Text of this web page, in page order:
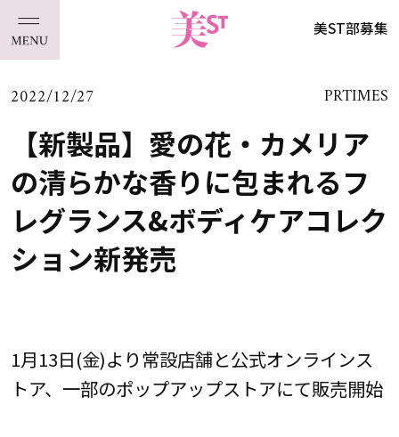
美ST部募集
2022/12/27 PRTIMES
【新製品】愛の花・カメリア
の清らかな香りに包まれるフ
レグランス&ボディケアコレク
ション新発売
1月13日(金)より常設店舗と公式オンラインス
トア、一部のポップアップストアにて販売開始